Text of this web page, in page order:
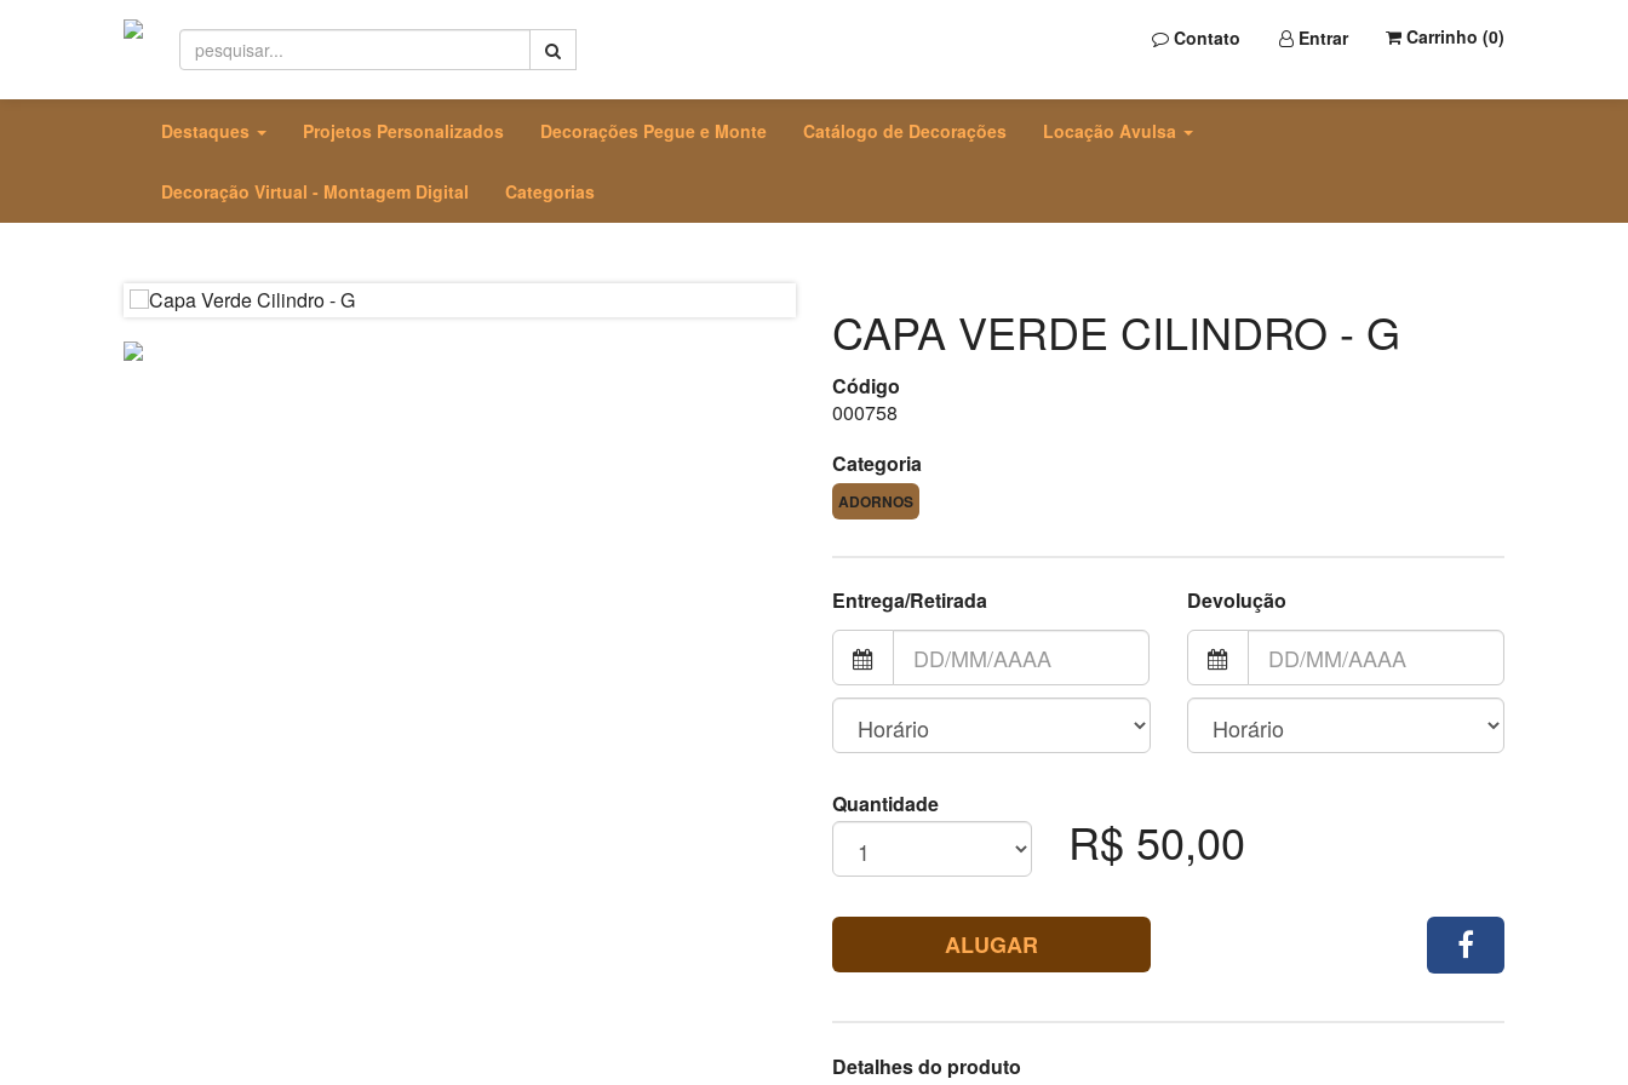
Contato Entrar Carrinho (0)
Destaques Projetos Personalizados Decorações Pegue e Monte Catálogo de Decorações Locação Avulsa
Decoração Virtual - Montagem Digital Categorias
CAPA VERDE CILINDRO - G
Código
000758
Categoria
ADORNOS
Entrega/Retirada Devolução
Quantidade
R$ 50,00
ALUGAR
Detalhes do produto